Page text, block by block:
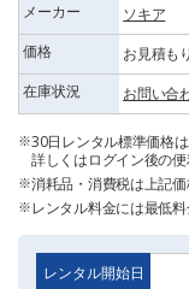
メーカー
ソキア
価格
お見積も
在庫状況
お問い合
30日レンタル標準価格
詳しくはログイン後の
消耗品・消費税は上記
レンタル料金には最低
レンタル開始日